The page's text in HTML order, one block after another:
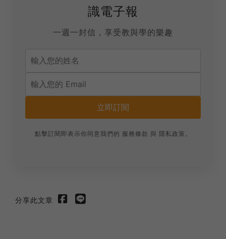
識電子報
一週一封信，享受教與學的樂趣
立即訂閱
點擊訂閱即表示你同意我們的 服務條款 與 隱私政策
分享此文章